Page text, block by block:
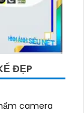
ĐẸP
camera